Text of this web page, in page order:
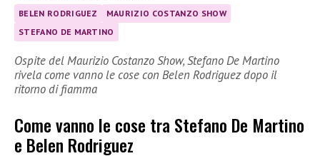
BELEN RODRIGUEZ
MAURIZIO COSTANZO SHOW
STEFANO DE MARTINO
Ospite del Maurizio Costanzo Show, Stefano De Martino
rivela come vanno le cose con Belen Rodriguez dopo il
ritorno di fiamma
Come vanno le cose tra Stefano De Martino
e Belen Rodriguez